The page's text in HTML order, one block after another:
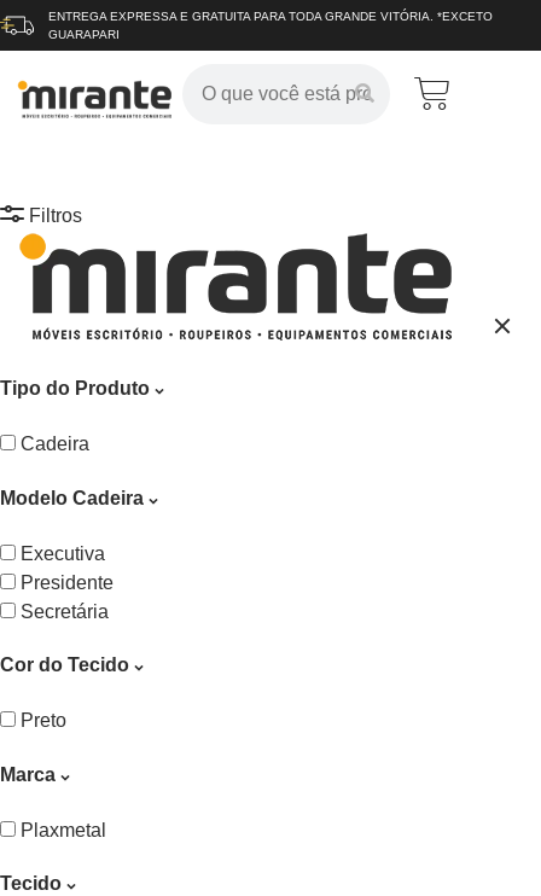
ENTREGA EXPRESSA E GRATUITA PARA TODA GRANDE VITÓRIA. *EXCETO
GUARAPARI
Filtros
Tipo do Produto
Cadeira
Modelo Cadeira
Executiva
Presidente
Secretária
Cor do Tecido
Preto
Marca
Plaxmetal
Tecido